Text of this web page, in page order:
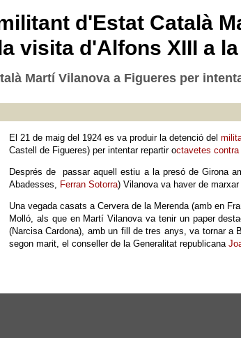
d'Estat Català
visita d'Alfons XIII a
Martí Vilanova a Figueres per
El 21 de maig del 1924 es va produir la detenció del
Castell de Figueres) per intentar repartir octavetes
Després de passar aquell estiu a la presó de Girona
Abadesses, Ferran Sotorra) Vilanova va haver de
Una vegada casats a Cervera de la Merenda (amb en
Molló, als que en Martí Vilanova va tenir un paper
(Narcisa Cardona), amb un fill de tres anys, va tornar a
segon marit, el conseller de la Generalitat republicana